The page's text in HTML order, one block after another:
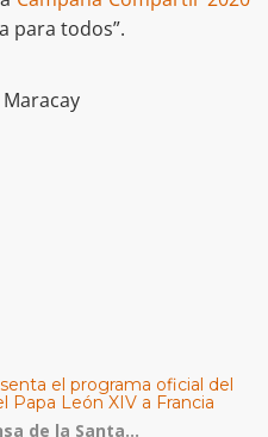
para todos”.
el programa oficial del
Papa León XIV a Francia
de la Santa...